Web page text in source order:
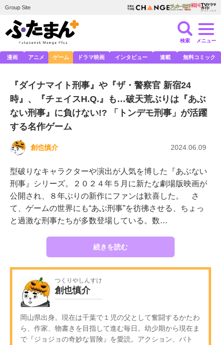
Group Site
検索 メニュー
漫画 アニメ ゲーム ドラマ映画 インタビュー 連載 無料コミック
『ダイナマイト刑事』や『ザ・警察官 新宿24
時』、『チェイスH.Q.』も…破天荒ぶりは『あぶ
ない刑事』に負けない!? 「トンデモ刑事」が活躍
する名作ゲーム
創也慎介 2024.06.09
型破りなキャラクターや演出が人気を博した『あぶない
刑事』シリーズ。２０２４年５月に新たな劇場版映画が
公開され、８年ぶりの新作にファンは歓喜した。 さ
て、ゲームの世界にも“あぶ刑事”を彷彿させる、ちょっ
と過激な刑事たちが多数登場している。数…
続きを読む
つくりやしんすけ
創也慎介
岡山県出身。現在は千葉で１児の父として奮闘するかたわ
ら、作家、物書きを目指して進む毎日。幼少期から現在ま
で『ジョジョの奇妙な冒険』を愛読。アクション、バト